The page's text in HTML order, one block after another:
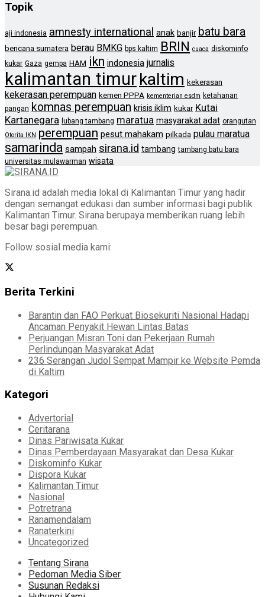
Topik
aji indonesia amnesty international anak banjir batu bara
bencana sumatera berau BMKG bps kaltim BRIN cuaca diskominfo
kukar Gaza gempa HAM ikn indonesia jurnalis
kalimantan timurkaltim kekerasan
kekerasan perempuan kemen PPPA kementerian esdm ketahanan
pangan komnas perempuan krisis iklim kukar Kutai
Kartanegara lubang tambang maratua masyarakat adat orangutan
Otorita IKN perempuan pesut mahakam pilkada pulau maratua
samarinda sampah sirana.id tambang tambang batu bara
universitas mulawarman wisata
Sirana.id adalah media lokal di Kalimantan Timur yang hadir
dengan semangat edukasi dan sumber informasi bagi publik
Kalimantan Timur. Sirana berupaya memberikan ruang lebih
besar bagi perempuan.
Follow sosial media kami:
Berita Terkini
Barantin dan FAO Perkuat Biosekuriti Nasional Hadapi
Ancaman Penyakit Hewan Lintas Batas
Perjuangan Misran Toni dan Pekerjaan Rumah
Perlindungan Masyarakat Adat
236 Serangan Judol Sempat Mampir ke Website Pemda
di Kaltim
Kategori
Advertorial
Ceritarana
Dinas Pariwisata Kukar
Dinas Pemberdayaan Masyarakat dan Desa Kukar
Diskominfo Kukar
Dispora Kukar
Kalimantan Timur
Nasional
Potretrana
Ranamendalam
Ranaterkini
Uncategorized
Tentang Sirana
Pedoman Media Siber
Susunan Redaksi